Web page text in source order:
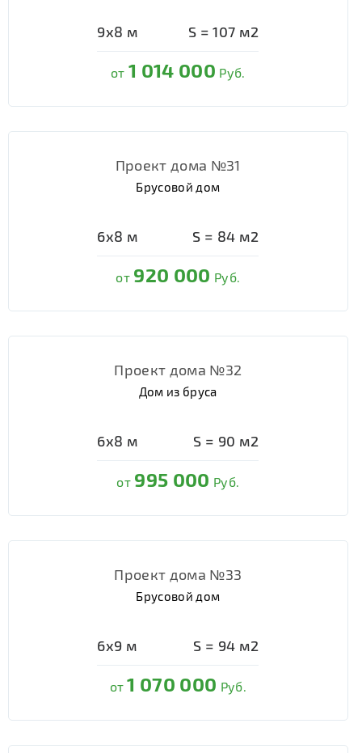
9х8 м S =107 м2
от 1 014 000 Руб.
Проект дома №31
Брусовой дом
6х8 м S = 84 м2
от 920 000 Руб.
Проект дома №32
Дом из бруса
6х8 м S = 90 м2
от 995 000 Руб.
Проект дома №33
Брусовой дом
6х9 м S = 94 м2
от1 070 000 Руб.